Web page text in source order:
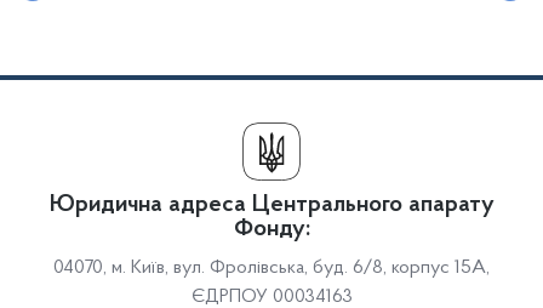
Юридична адреса Центрального апарату
Фонду:
04070, м. Київ, вул. Фролівська, буд. 6/8, корпус 15А,
ЄДРПОУ 00034163